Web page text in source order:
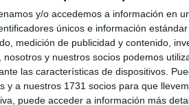
y/o accedemos a información en
únicos e información
medición de publicidad y contenido,
nosotros y nuestros socios podemos
las características de dispositivos.
y a nuestros 1731 socios para que
puede acceder a información más